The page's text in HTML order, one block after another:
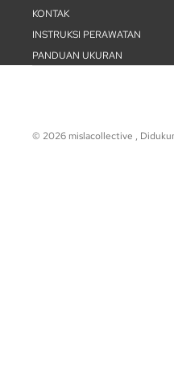
KONTAK
INSTRUKSI PERAWATAN
PANDUAN UKURAN
© 2026 mislacollective ,